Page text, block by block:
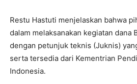
Restu Hastuti menjelaskan bahwa
dalam melaksanakan kegiatan dana
dengan petunjuk teknis (Juknis)
serta tersedia dari Kementrian
Indonesia.